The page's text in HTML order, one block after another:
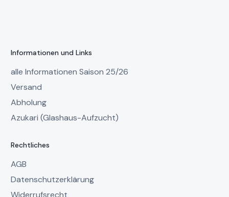
Informationen und Links
alle Informationen Saison 25/26
Versand
Abholung
Azukari (Glashaus-Aufzucht)
Rechtliches
AGB
Datenschutzerklärung